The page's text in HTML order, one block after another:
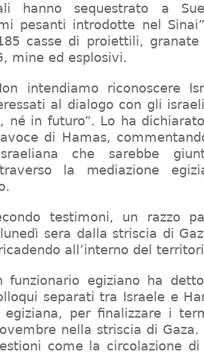
hanno sequestrato a
pesanti introdotte nel
casse di proiettili,
mine ed esplosivi.
intendiamo riconoscere
al dialogo con gli
né in futuro”. Lo ha
di Hamas,
che sarebbe
la mediazione
testimoni, un razzo
sera dalla striscia di
all’interno del
funzionario egiziano ha
separati tra Israele e
egiziana, per finalizzare i
nella striscia di
come la circolazione